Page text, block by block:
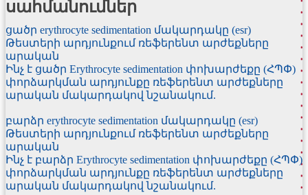
սահմանումներ
ցածր erythrocyte sedimentation մակարդակը (esr)
Թեստերի արդյունքում ռեֆերենտ արժեքները
արական
Ինչ է ցածր Erythrocyte sedimentation փոխարժեքը (ՀՊՓ)
փորձարկման արդյունքը ռեֆերենտ արժեքները
արական մակարդակով նշանակում.
բարձր erythrocyte sedimentation մակարդակը (esr)
Թեստերի արդյունքում ռեֆերենտ արժեքները
արական
Ինչ է բարձր Erythrocyte sedimentation փոխարժեքը (ՀՊՓ)
փորձարկման արդյունքը ռեֆերենտ արժեքները
արական մակարդակով նշանակում.